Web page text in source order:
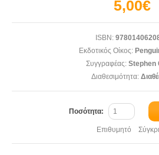
5,00€
ISBN:
Εκδοτικός Οίκος:
Συγγραφέας:Stephen
Διαθεσιμότητα:
Ποσότητα:
Επιθυμητό